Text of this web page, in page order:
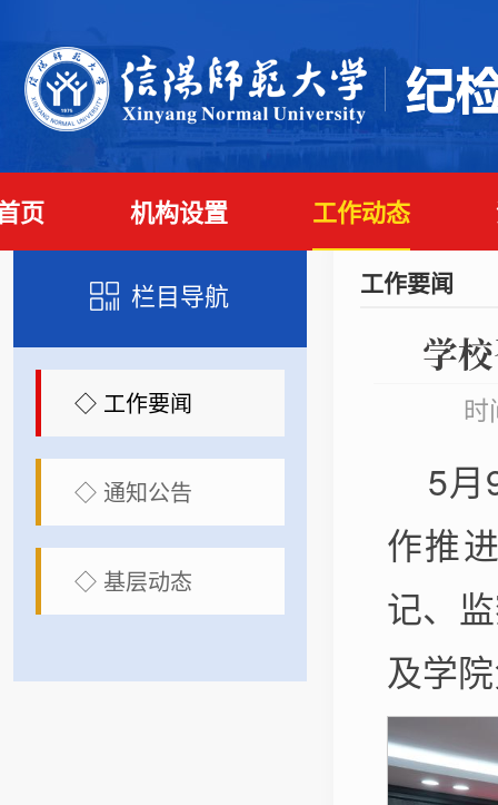
页 机构设置 工作动态
栏目导航
◇ 工作要闻
◇ 通知公告
◇ 基层动态
工作要闻
学
时
5月
作推
记、
及学